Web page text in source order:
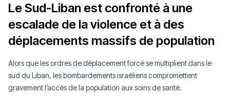
Le Sud-Liban est confronté à une
escalade de la violence et à des
déplacements massifs de population
Alors que les ordres de déplacement forcé se multiplient dans le
sud du Liban, les bombardements israéliens compromettent
gravement l’accès de la population aux soins de santé.